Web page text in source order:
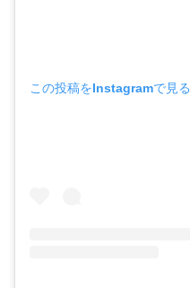
この投稿をInstagramで見る